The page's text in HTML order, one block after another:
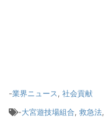
-業界ニュース, 社会貢献
-大宮遊技場組合, 救急法,